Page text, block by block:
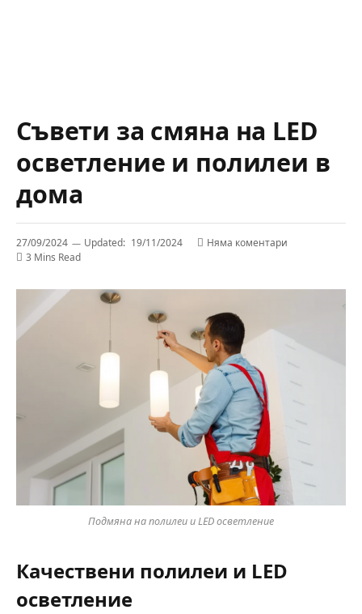
Съвети за смяна на LED
осветление и полилеи в
дома
27/09/2024 Updated: 19/11/2024
Няма коментари
3 Mins Read
Подмяна на полилеи и LED осветление
Качествени полилеи и LED
осветление